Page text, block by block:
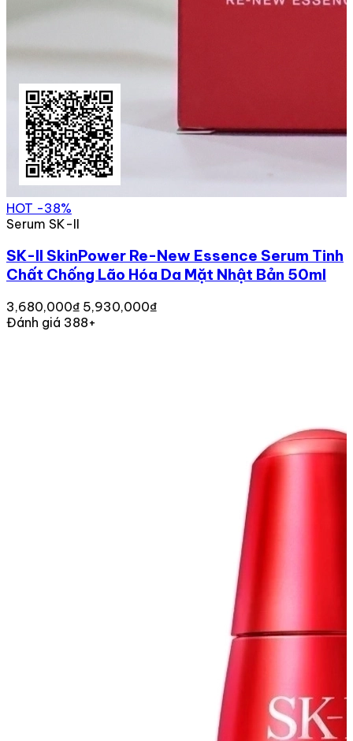
HOT -38%
Serum SK-II
SK-II SkinPower Re-New Essence Serum Tinh
Chất Chống Lão Hóa Da Mặt Nhật Bản 50ml
3,680,000₫ 5,930,000₫
Đánh giá 388+